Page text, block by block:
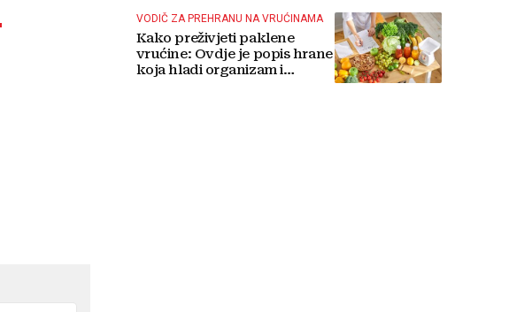
VODIČ ZA PREHRANU NA VRUĆINAMA
Kako preživjeti paklene
vrućine: Ovdje je popis hrane
koja hladi organizam i